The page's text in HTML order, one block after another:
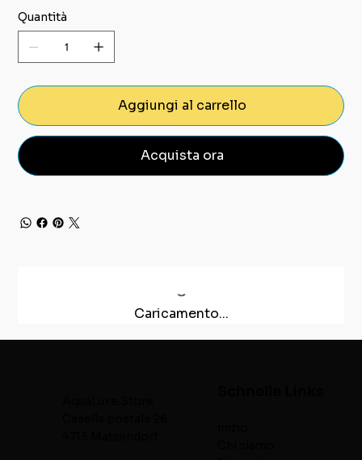
Quantità
Aggiungi al carrello
Acquista ora
Caricamento...